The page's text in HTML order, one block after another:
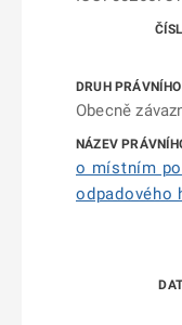
Obecně
o místním
odpadového